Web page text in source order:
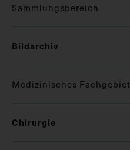
Sammlungsbereich
Bildarchiv
Medizinisches Fachgebiet
Chirurgie